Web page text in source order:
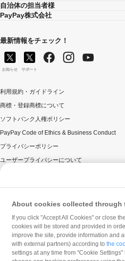
自治体の担当者様
PayPay株式会社
最新情報をチェック！
お知らせ サポート
利用規約・ガイドライン
商標・登録商標について
ソフトバンク人権ポリシー
PayPay Code of Ethics & Business Conduct
プライバシーポリシー
ユーザープライバシーについて
ウェブサイト利用規約
反社会的勢力に対する方針
勧誘方針
マネロン等基本方針
カスタマーハラスメントに関する当社の考え方
About cookies collected through
If you click "Accept All Cookies" or close
cookies will be stored and provided in
improve the site, provide information and
with external partners) according to the
settings at any time from "Cookie Settings"